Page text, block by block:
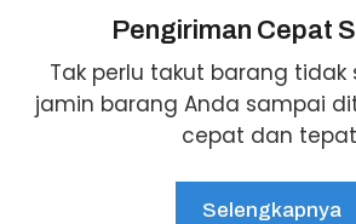
Pengiriman Cepat
Tak perlu takut barang tidak
jamin barang Anda sampai
cepat dan
Selengkapnya